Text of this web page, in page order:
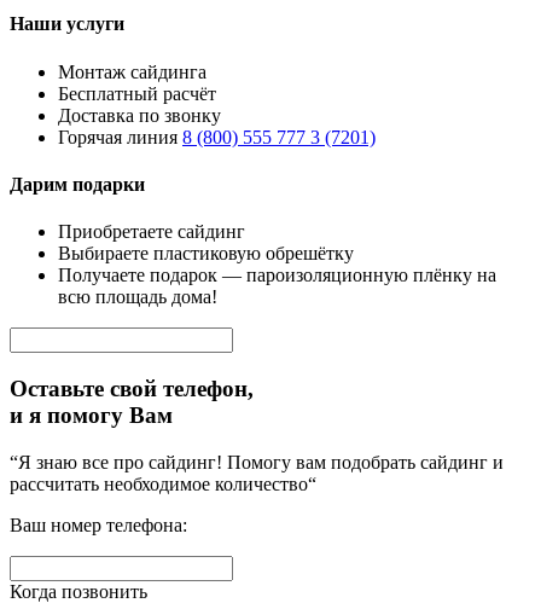
Наши услуги
Монтаж сайдинга
Бесплатный расчёт
Доставка по звонку
Горячая линия 8 (800) 555 777 3 (7201)
Дарим подарки
Приобретаете сайдинг
Выбираете пластиковую обрешётку
Получаете подарок — пароизоляционную плёнку на
всю площадь дома!
Оставьте свой телефон,
и я помогу Вам
“Я знаю все про сайдинг! Помогу вам подобрать сайдинг и
рассчитать необходимое количество“
Ваш номер телефона:
Когда позвонить